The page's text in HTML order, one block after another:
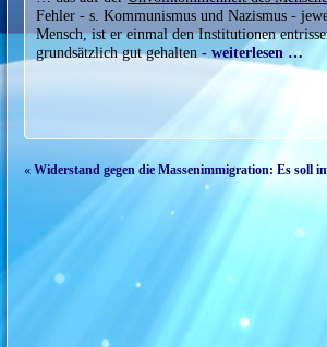
Fehler - s. Kommunismus und Nazismus -
Mensch, ist er einmal den Institutionen
grundsätzlich gut gehalten - weiterlesen …
« Widerstand gegen die Massenimmigration: Es soll